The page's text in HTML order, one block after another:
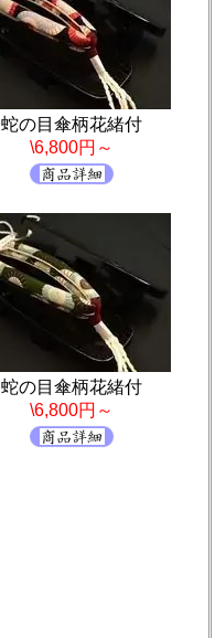
蛇の目傘柄花緒付
\6,800円～
蛇の目傘柄花緒付
\6,800円～